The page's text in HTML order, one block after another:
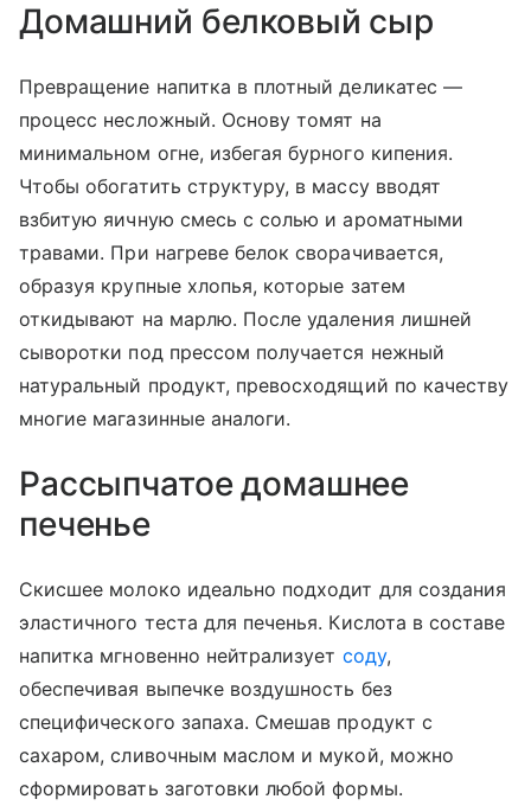
Домашний белковый сыр
Превращение напитка в плотный деликатес —
процесс несложный. Основу томят на
минимальном огне, избегая бурного кипения.
Чтобы обогатить структуру, в массу вводят
взбитую яичную смесь с солью и ароматными
травами. При нагреве белок сворачивается,
образуя крупные хлопья, которые затем
откидывают на марлю. После удаления лишней
сыворотки под прессом получается нежный
натуральный продукт, превосходящий по качеству
многие магазинные аналоги.
Рассыпчатое домашнее
печенье
Скисшее молоко идеально подходит для создания
эластичного теста для печенья. Кислота в составе
напитка мгновенно нейтрализует соду,
обеспечивая выпечке воздушность без
специфического запаха. Смешав продукт с
сахаром, сливочным маслом и мукой, можно
сформировать заготовки любой формы.